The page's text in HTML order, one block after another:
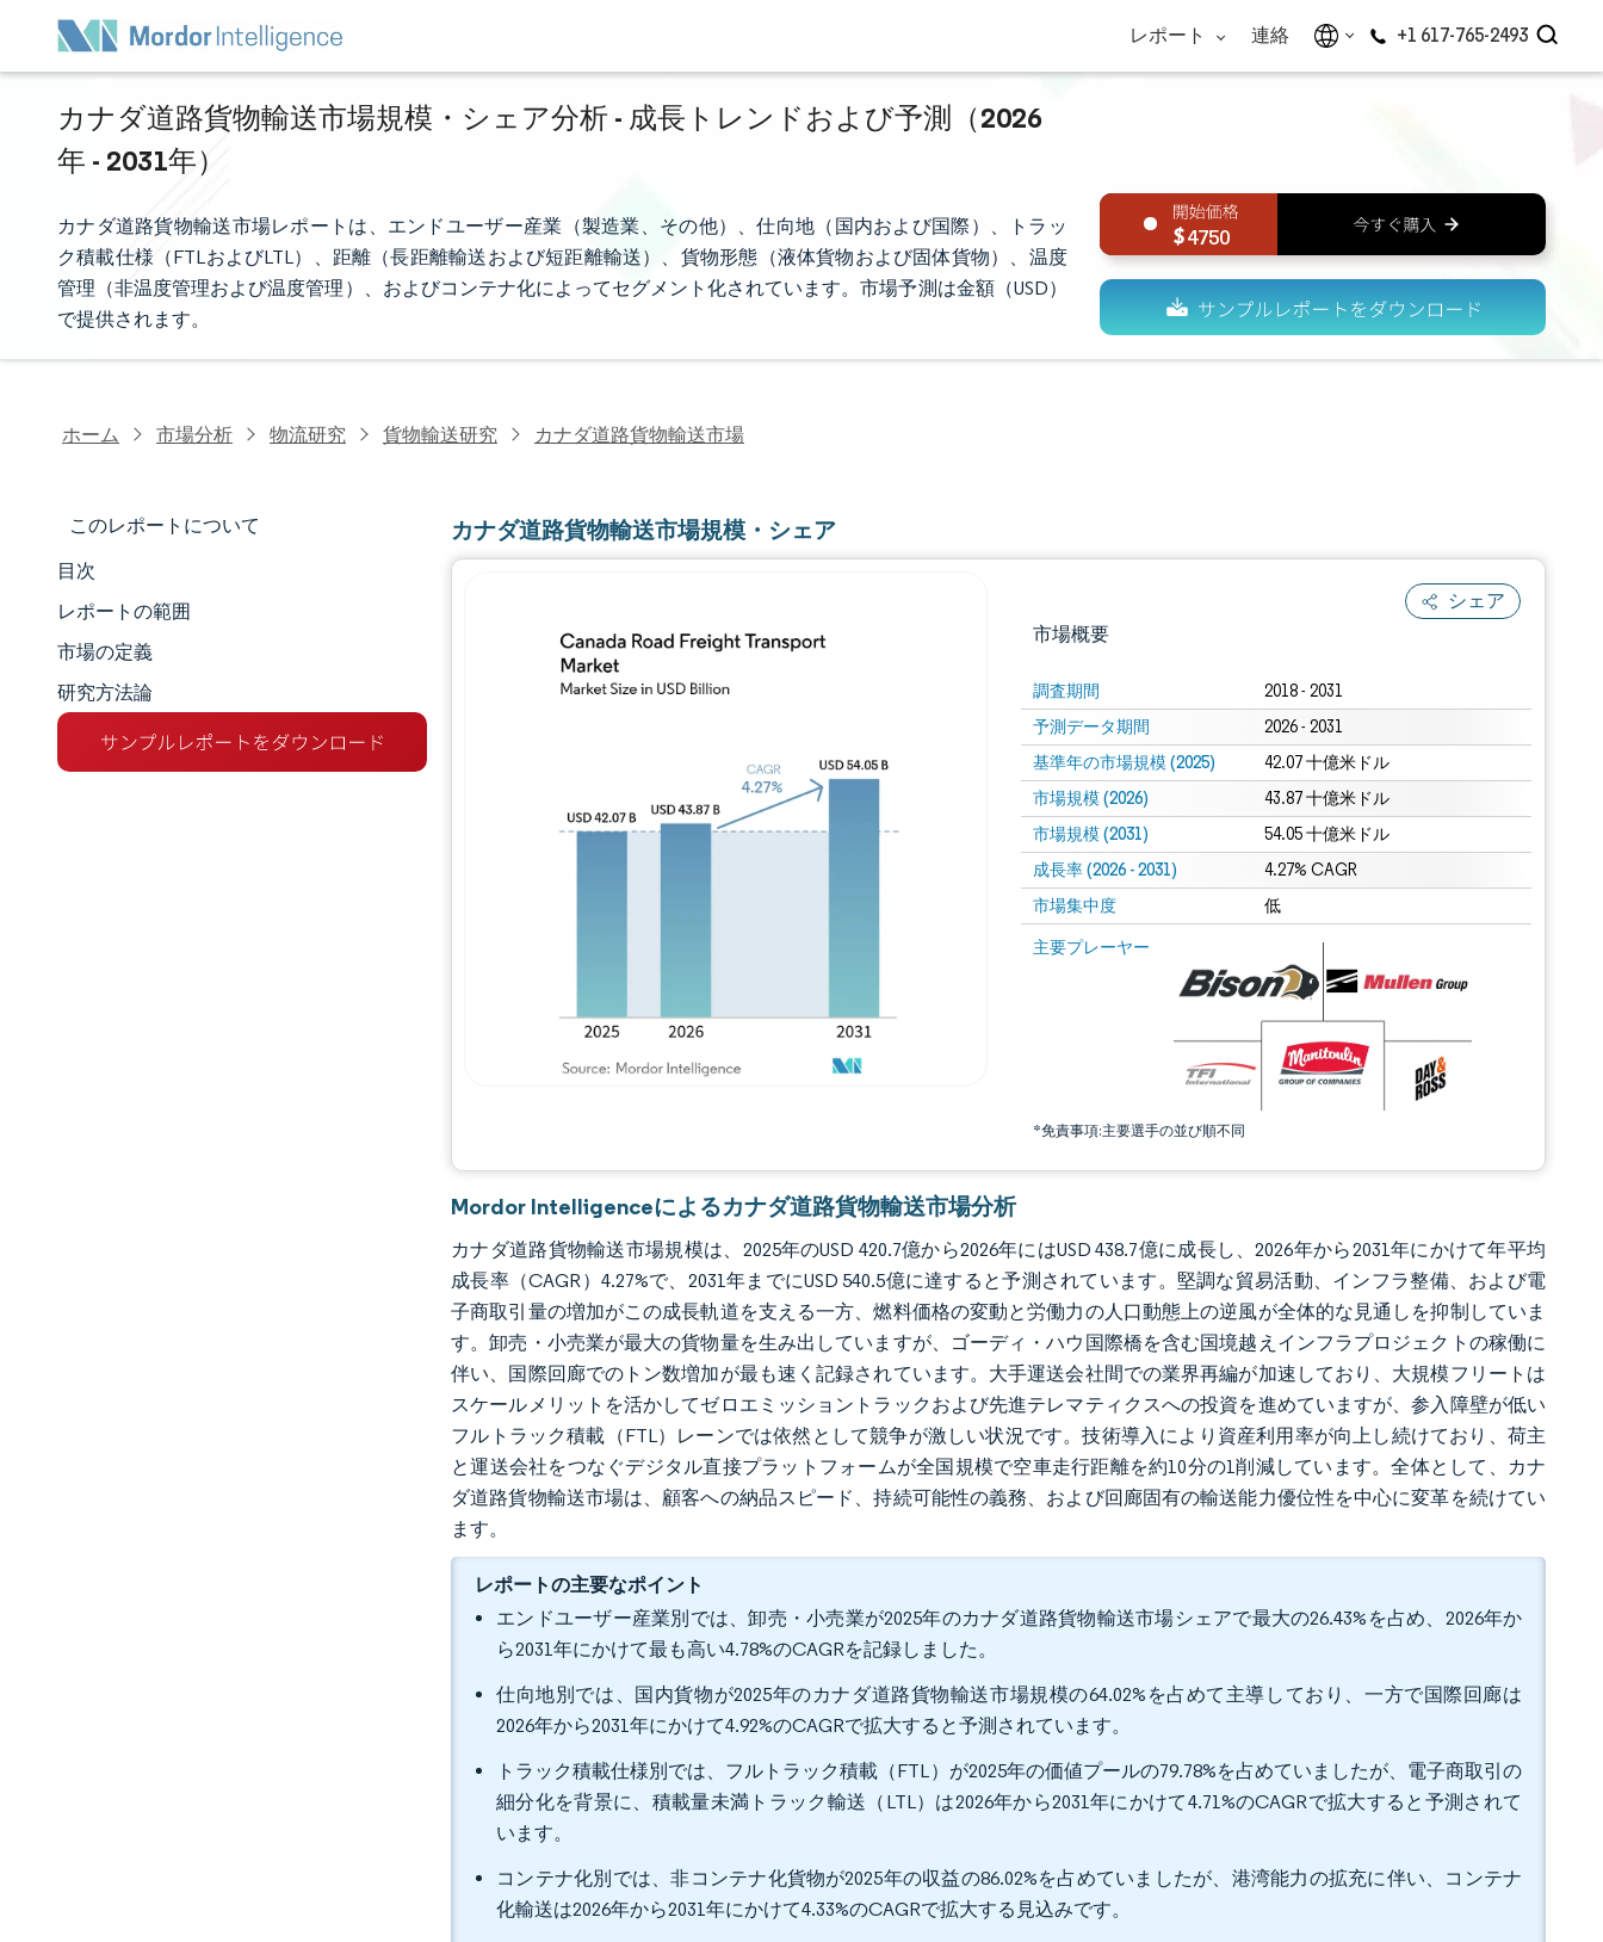
レポート 連絡 +1 617-765-2493
カナダ道路貨物輸送市場規模・シェア分析 - 成長トレンドおよび予測（2026
年 - 2031年）
カナダ道路貨物輸送市場レポートは、エンドユーザー産業（製造業、その他）、仕向地（国内および国際）、トラッ
ク積載仕様（FTLおよびLTL）、距離（長距離輸送および短距離輸送）、貨物形態（液体貨物および固体貨物）、温度
管理（非温度管理および温度管理）、およびコンテナ化によってセグメント化されています。市場予測は金額（USD）
で提供されます。
4750
ホーム 市場分析 物流研究 貨物輸送研究 カナダ道路貨物輸送市場
このレポートについて
市場規模とシェア
市場分析
トレンドとインサイト
セグメント分析
目次
レポートの範囲
市場の定義
研究方法論
カナダ道路貨物輸送市場規模・シェア
シェア
市場概要
調査期間 2018 - 2031
予測データ期間 2026 - 2031
基準年の市場規模 (2025) 42.07 十億米ドル
市場規模 (2026) 43.87 十億米ドル
市場規模 (2031) 54.05 十億米ドル
成長率 (2026 - 2031) 4.27% CAGR
市場集中度 低
主要プレーヤー
*免責事項:主要選手の並び順不同
画像 © Mordor Intelligence。再利用にはCC BY 4.0の表示が必要です。
画像 © Mordor Intelligence。再利用にはCC BY 4.0の表示が必要です。
Mordor Intelligenceによるカナダ道路貨物輸送市場分析
カナダ道路貨物輸送市場規模は、2025年のUSD 420.7億から2026年にはUSD 438.7億に成長し、2026年から2031年にかけて年平均
成長率（CAGR）4.27%で、2031年までにUSD 540.5億に達すると予測されています。堅調な貿易活動、インフラ整備、および電
子商取引量の増加がこの成長軌道を支える一方、燃料価格の変動と労働力の人口動態上の逆風が全体的な見通しを抑制していま
す。卸売・小売業が最大の貨物量を生み出していますが、ゴーディ・ハウ国際橋を含む国境越えインフラプロジェクトの稼働に
伴い、国際回廊でのトン数増加が最も速く記録されています。大手運送会社間での業界再編が加速しており、大規模フリートは
スケールメリットを活かしてゼロエミッショントラックおよび先進テレマティクスへの投資を進めていますが、参入障壁が低い
フルトラック積載（FTL）レーンでは依然として競争が激しい状況です。技術導入により資産利用率が向上し続けており、荷主
と運送会社をつなぐデジタル直接プラットフォームが全国規模で空車走行距離を約10分の1削減しています。全体として、カナ
ダ道路貨物輸送市場は、顧客への納品スピード、持続可能性の義務、および回廊固有の輸送能力優位性を中心に変革を続けてい
ます。
レポートの主要なポイント
エンドユーザー産業別では、卸売・小売業が2025年のカナダ道路貨物輸送市場シェアで最大の26.43%を占め、2026年か
ら2031年にかけて最も高い4.78%のCAGRを記録しました。
仕向地別では、国内貨物が2025年のカナダ道路貨物輸送市場規模の64.02%を占めて主導しており、一方で国際回廊は
2026年から2031年にかけて4.92%のCAGRで拡大すると予測されています。
トラック積載仕様別では、フルトラック積載（FTL）が2025年の価値プールの79.78%を占めていましたが、電子商取引の
細分化を背景に、積載量未満トラック輸送（LTL）は2026年から2031年にかけて4.71%のCAGRで拡大すると予測されて
います。
コンテナ化別では、非コンテナ化貨物が2025年の収益の86.02%を占めていましたが、港湾能力の拡充に伴い、コンテナ
化輸送は2026年から2031年にかけて4.33%のCAGRで拡大する見込みです。